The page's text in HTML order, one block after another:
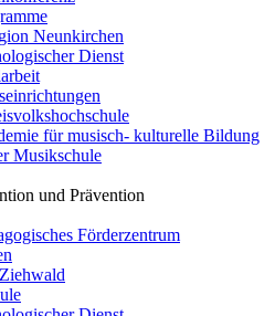
Neunkirchen
Dienst
für musisch- kulturelle Bildung
Musikschule
und Prävention
Förderzentrum